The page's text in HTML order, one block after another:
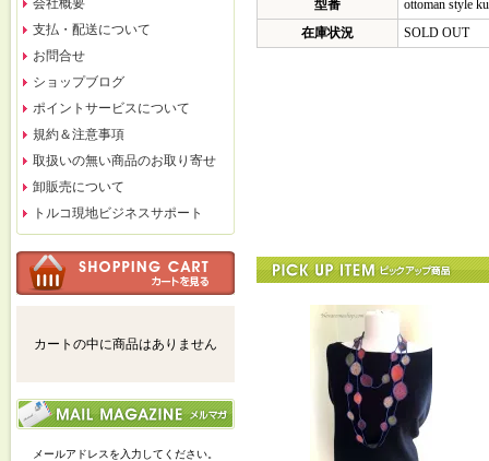
会社概要
支払・配送について
お問合せ
ショップブログ
ポイントサービスについて
規約＆注意事項
取扱いの無い商品のお取り寄せ
卸販売について
トルコ現地ビジネスサポート
カートの中に商品はありません
メールアドレスを入力してください。
型番
ottoman style
在庫状況
SOLD OUT